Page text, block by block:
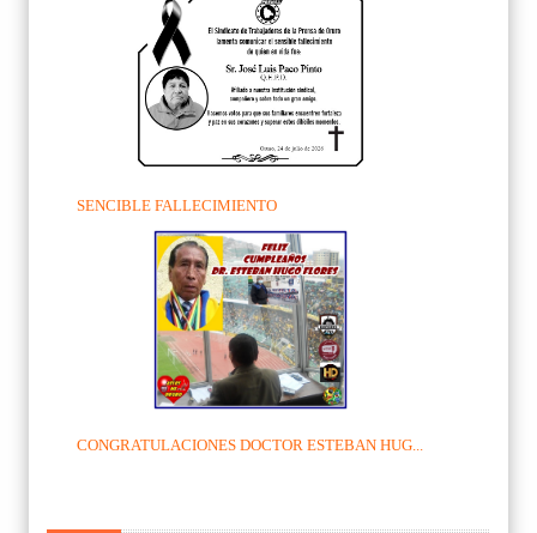
SENCIBLE FALLECIMIENTO
CONGRATULACIONES DOCTOR ESTEBAN HUG...